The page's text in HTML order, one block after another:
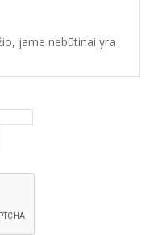
jame nebūtinai yra